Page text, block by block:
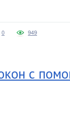
0 949
с